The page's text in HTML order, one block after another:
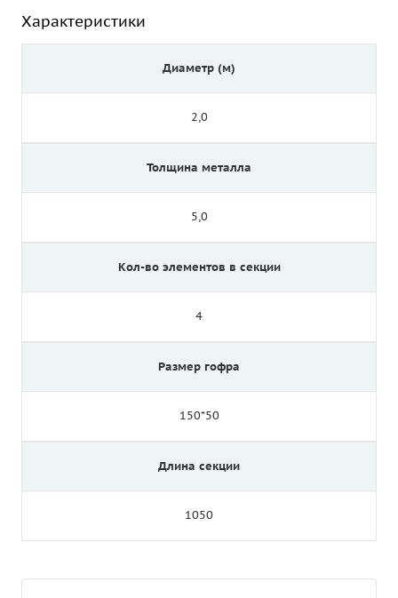
Характеристики
Диаметр (м)
2,0
Толщина металла
5,0
Кол-во элементов в секции
4
Размер гофра
150*50
Длина секции
1050